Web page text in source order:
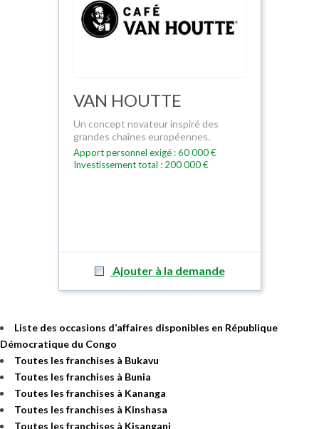
VAN HOUTTE
Un concept novateur inspiré des
grandes chaînes européennes.
Apport personnel exigé : 60 000 €
Investissement total : 200 000 €
Ajouter à la demande
Liste des occasions d’affaires disponibles en République
Démocratique du Congo
Toutes les franchises à Bukavu
Toutes les franchises à Bunia
Toutes les franchises à Kananga
Toutes les franchises à Kinshasa
Toutes les franchises à Kisangani